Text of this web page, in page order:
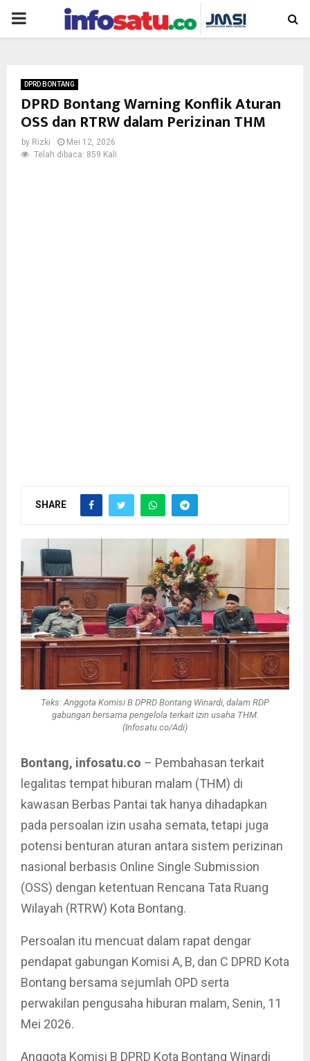
PRIMARY
DPRD BONTANG
DPRD Bontang Warning Konflik Aturan
OSS dan RTRW dalam Perizinan THM
by Rizki
Mei 12, 2026
Telah dibaca: 859 Kali
SHARE
Teks: Anggota Komisi B DPRD Bontang Winardi, dalam RDP
gabungan bersama pengelola terkait izin usaha THM.
(Infosatu.co/Adi)
Bontang, infosatu.co – Pembahasan terkait
legalitas tempat hiburan malam (THM) di
kawasan Berbas Pantai tak hanya dihadapkan
pada persoalan izin usaha semata, tetapi juga
potensi benturan aturan antara sistem perizinan
nasional berbasis Online Single Submission
(OSS) dengan ketentuan Rencana Tata Ruang
Wilayah (RTRW) Kota Bontang.
Persoalan itu mencuat dalam rapat dengar
pendapat gabungan Komisi A, B, dan C DPRD Kota
Bontang bersama sejumlah OPD serta
perwakilan pengusaha hiburan malam, Senin, 11
Mei 2026.
Anggota Komisi B DPRD Kota Bontang Winardi